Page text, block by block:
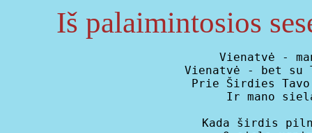
Iš palaimintosios
Vienatvė -
Vienatvė - bet su
Prie Širdies
Ir mano
Kada širdis